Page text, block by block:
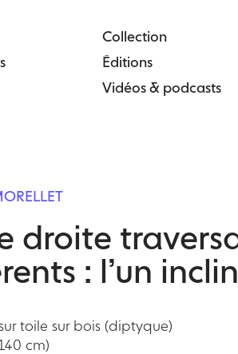
Collection
Éditions
Vidéos & podcasts
droite
: l’un
toile sur bois (diptyque)
cm)